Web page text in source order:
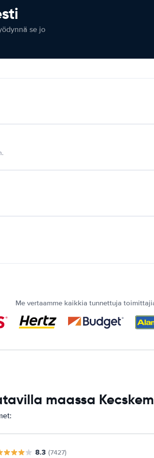
se jo
Me vertaamme kaikkia tunnettuja
maassa
8.3 (7427)